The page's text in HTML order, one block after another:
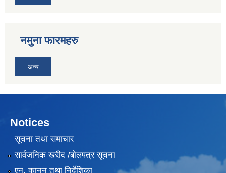
नमुना फारमहरु
अन्य
Notices
सूचना तथा समाचार
सार्वजनिक खरीद /बोलपत्र सूचना
एन, कानुन तथा निर्देशिका